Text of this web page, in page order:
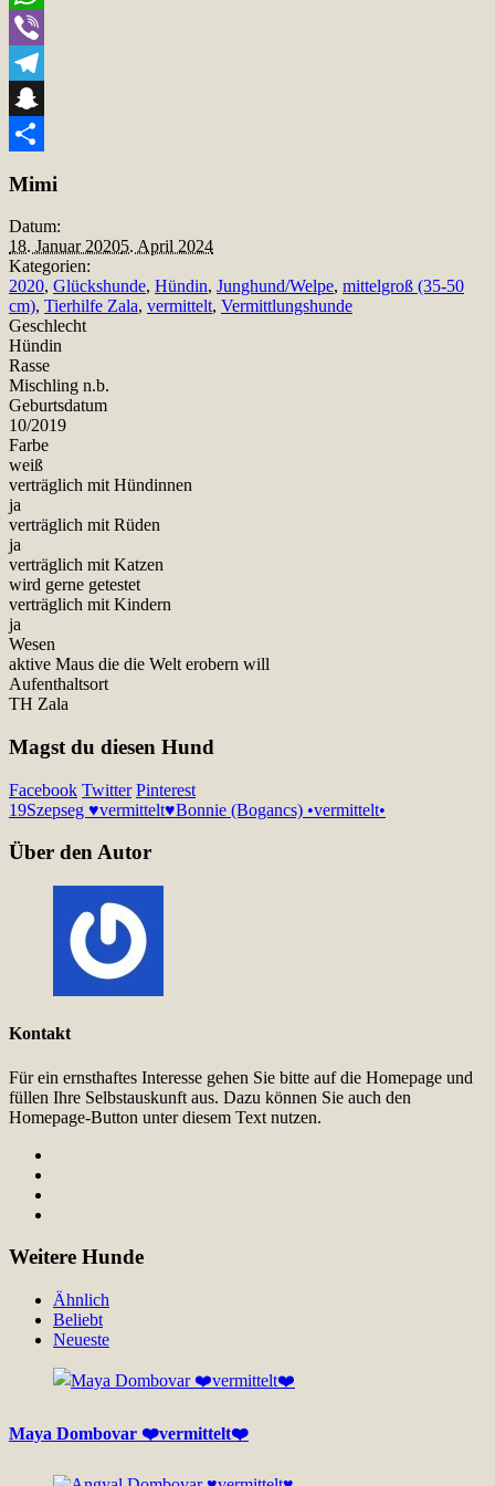
WhatsApp
Viber
Telegram
Snapchat
Mimi
Datum:
18. Januar 20205. April 2024
Kategorien:
2020, Glückshunde, Hündin, Junghund/Welpe, mittelgroß (35-50
cm), Tierhilfe Zala, vermittelt, Vermittlungshunde
Geschlecht
Hündin
Rasse
Mischling n.b.
Geburtsdatum
10/2019
Farbe
weiß
verträglich mit Hündinnen
ja
verträglich mit Rüden
ja
verträglich mit Katzen
wird gerne getestet
verträglich mit Kindern
ja
Wesen
aktive Maus die die Welt erobern will
Aufenthaltsort
TH Zala
Magst du diesen Hund
Facebook Twitter Pinterest
19Szepseg ♥vermittelt♥Bonnie (Bogancs) •vermittelt•
Über den Autor
Kontakt
Für ein ernsthaftes Interesse gehen Sie bitte auf die Homepage und
füllen Ihre Selbstauskunft aus. Dazu können Sie auch den
Homepage-Button unter diesem Text nutzen.
Weitere Hunde
Ähnlich
Beliebt
Neueste
Maya Dombovar ❤️vermittelt❤️